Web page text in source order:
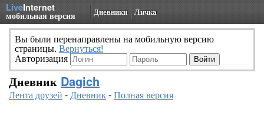
LiveInternet
мобильная версия Дневники Личка
Вы были перенаправлены на мобильную версию
страницы. Вернуться!
Авторизация
Дневник Dagich
Лента друзей -Дневник-Полная версия